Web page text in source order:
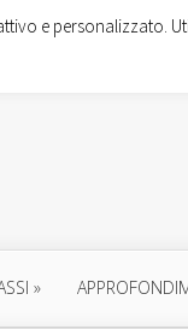
»
e personalizzato.